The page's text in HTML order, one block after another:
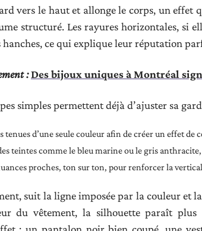
vers le haut et allonge le corps, un
structuré. Les rayures horizontales, si
ce qui explique leur réputation
:Des bijoux uniques à Montréal
simples permettent déjà d’ajuster sa
tenues d’une seule couleur afin de créer un effet de
teintes comme le bleu marine ou le gris
proches, ton sur ton, pour renforcer la
suit la ligne imposée par la couleur et
du vêtement, la silhouette paraît plus